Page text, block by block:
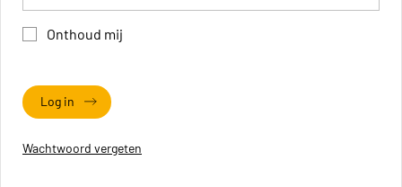
Onthoud mij
Log in
Wachtwoord vergeten